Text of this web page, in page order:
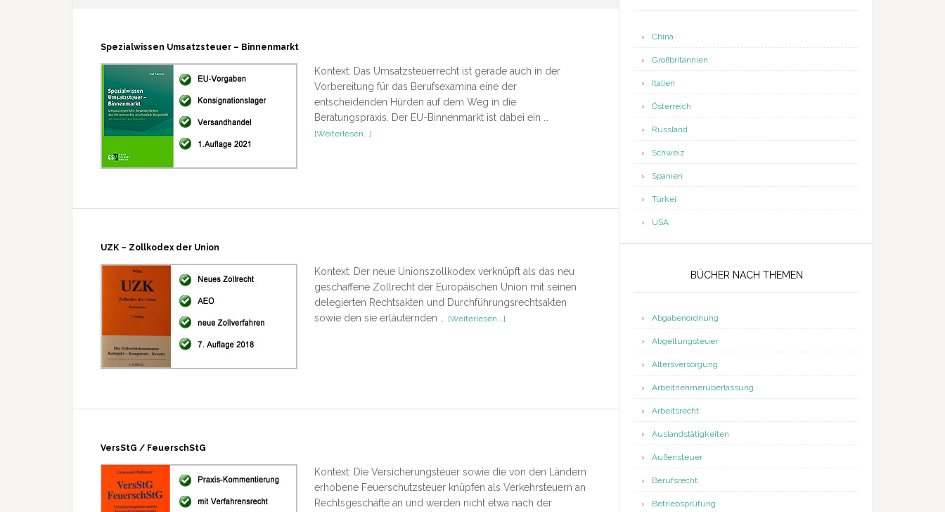
Spezialwissen Umsatzsteuer – Binnenmarkt
Kontext: Das Umsatzsteuerrecht ist gerade auch in der
Vorbereitung für das Berufsexamina eine der
entscheidenden Hürden auf dem Weg in die
Beratungspraxis. Der EU-Binnenmarkt ist dabei ein …
[Weiterlesen...]
UZK – Zollkodex der Union
Kontext: Der neue Unionszollkodex verknüpft als das neu
geschaffene Zollrecht der Europäischen Union mit seinen
delegierten Rechtsakten und Durchführungsrechtsakten
sowie den sie erläuternden …
[Weiterlesen...]
VersStG / FeuerschStG
Kontext: Die Versicherungsteuer sowie die von den Ländern
erhobene Feuerschutzsteuer knüpfen als Verkehrsteuern an
Rechtsgeschäfte an und werden nicht etwa nach der
China
Großbritannien
Italien
Österreich
Russland
Schweiz
Spanien
Türkei
USA
BÜCHER NACH THEMEN
Abgabenordnung
Abgeltungsteuer
Altersversorgung
Arbeitnehmerüberlassung
Arbeitsrecht
Auslandstätigkeiten
Außensteuer
Berufsrecht
Betriebsprüfung